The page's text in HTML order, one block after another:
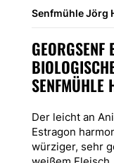
Senfmühle Jörg
SENFMÜHLE
Der leicht an
Estragon
würziger, sehr